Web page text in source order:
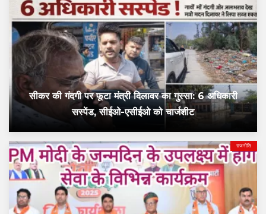
सीकर की गंदगी पर फूटा मंत्री दिलावर का गुस्सा: 6 अधिकारी
सस्पेंड, सीईओ-एसीईओ को चार्जशीट
राजनीति